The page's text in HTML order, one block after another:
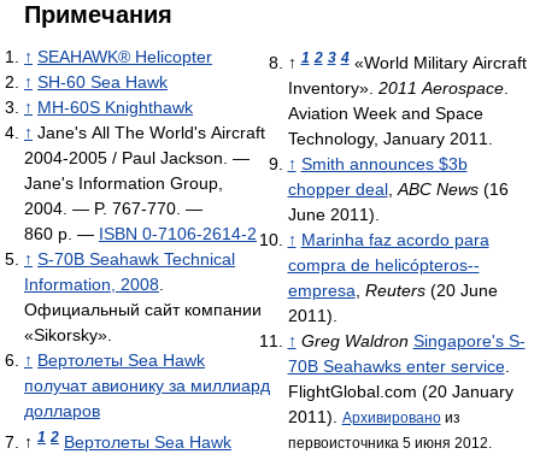
Примечания
↑ SEAHAWK® Helicopter
↑ SH-60 Sea Hawk
↑ MH-60S Knighthawk
↑ Jane's All The World's Aircraft
2004-2005 / Paul Jackson. —
Jane's Information Group,
2004. — P. 767-770. —
860 p. — ISBN 0-7106-2614-2
↑ S-70B Seahawk Technical
Information, 2008.
Официальный сайт компании
«Sikorsky».
↑ Вертолеты Sea Hawk
получат авионику за миллиард
долларов
↑ 1 2 Вертолеты Sea Hawk
↑1 2 3 4 «World Military Aircraft
Inventory». 2011 Aerospace.
Aviation Week and Space
Technology, January 2011.
↑ Smith announces $3b
chopper deal,ABC News(16
June 2011).
↑ Marinha faz acordo para
compra de helicópteros--
empresa, Reuters(20 June
2011).
↑ Greg Waldron Singapore's S-
70B Seahawks enter service.
FlightGlobal.com (20 January
2011). Архивированоиз
первоисточника 5 июня 2012.